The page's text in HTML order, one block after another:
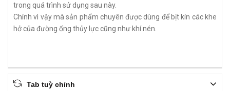
trong quá trình sử dụng sau này.
Chính vì vậy mà sản phẩm chuyên được dùng để bịt kín các khe
hở của đường ống thủy lực cũng như khí nén.
Tab tuỳ chỉnh